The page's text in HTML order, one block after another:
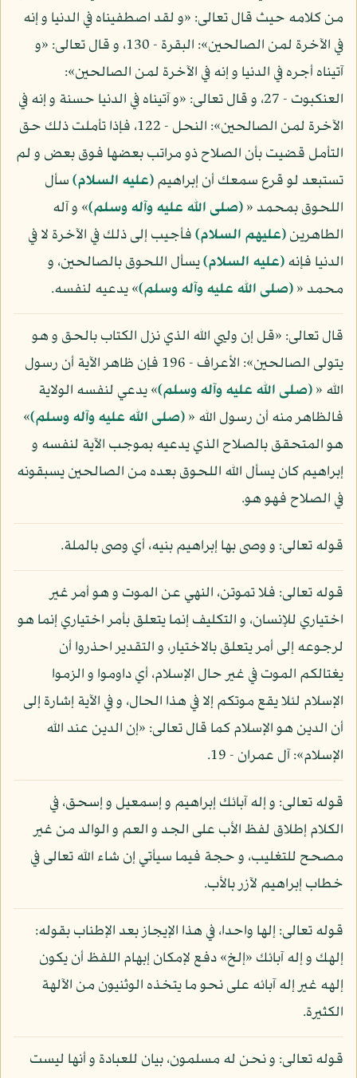
من كلامه حيث قال تعالى: «و لقد اصطفيناه في الدنيا و إنه
في الآخرة لمن الصالحين»: البقرة - 130، و قال تعالى: «و
آتيناه أجره في الدنيا و إنه في الآخرة لمن الصالحين»:
العنكبوت - 27، و قال تعالى: «و آتيناه في الدنيا حسنة و إنه في
الآخرة لمن الصالحين»: النحل - 122، فإذا تأملت ذلك حق
التأمل قضيت بأن الصلاح ذو مراتب بعضها فوق بعض و لم
تستبعد لو قرع سمعك أن إبراهيم(عليه السلام)سأل
اللحوق بمحمد «(صلى الله عليه وآله وسلم)» و آله
الطاهرين(عليهم السلام)فأجيب إلى ذلك في الآخرة لا في
الدنيا فإنه(عليه السلام)يسأل اللحوق بالصالحين، و
محمد «(صلى الله عليه وآله وسلم)» يدعيه لنفسه.
قال تعالى: «قل إن وليي الله الذي نزل الكتاب بالحق و هو
يتولى الصالحين»: الأعراف - 196 فإن ظاهر الآية أن رسول
الله «(صلى الله عليه وآله وسلم)» يدعي لنفسه الولاية
فالظاهر منه أن رسول الله «(صلى الله عليه وآله وسلم)»
هو المتحقق بالصلاح الذي يدعيه بموجب الآية لنفسه و
إبراهيم كان يسأل الله اللحوق بعده من الصالحين يسبقونه
في الصلاح فهو هو.
قوله تعالى: و وصى بها إبراهيم بنيه، أي وصى بالملة.
قوله تعالى: فلا تموتن، النهي عن الموت و هو أمر غير
اختياري للإنسان، و التكليف إنما يتعلق بأمر اختياري إنما هو
لرجوعه إلى أمر يتعلق بالاختيار، و التقدير احذروا أن
يغتالكم الموت في غير حال الإسلام، أي داوموا و الزموا
الإسلام لئلا يقع موتكم إلا في هذا الحال، و في الآية إشارة إلى
أن الدين هو الإسلام كما قال تعالى: «إن الدين عند الله
الإسلام»: آل عمران - 19.
قوله تعالى: و إله آبائك إبراهيم و إسمعيل و إسحق، في
الكلام إطلاق لفظ الأب على الجد و العم و الوالد من غير
مصحح للتغليب، و حجة فيما سيأتي إن شاء الله تعالى في
خطاب إبراهيم لآزر بالأب.
قوله تعالى: إلها واحدا، في هذا الإيجاز بعد الإطناب بقوله:
إلهك و إله آبائك «إلخ» دفع لإمكان إبهام اللفظ أن يكون
إلهه غير إله آبائه على نحو ما يتخذه الوثنيون من الآلهة
الكثيرة.
قوله تعالى: و نحن له مسلمون، بيان للعبادة و أنها ليست